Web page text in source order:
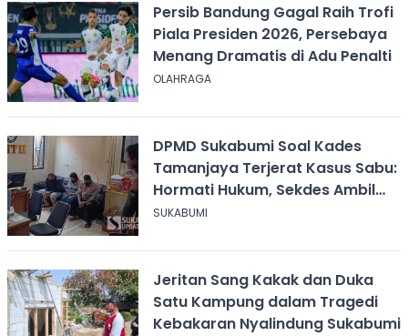
Persib Bandung Gagal Raih Trofi
Piala Presiden 2026, Persebaya
Menang Dramatis di Adu Penalti
OLAHRAGA
DPMD Sukabumi Soal Kades
Tamanjaya Terjerat Kasus Sabu:
Hormati Hukum, Sekdes Ambil
Alih Pelayanan
SUKABUMI
Jeritan Sang Kakak dan Duka
Satu Kampung dalam Tragedi
Kebakaran Nyalindung Sukabumi